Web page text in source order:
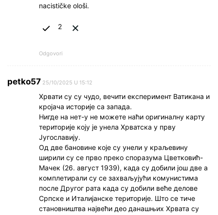
nacističke ološi.
2
Odgovori
petko57 25/10/2025 U 15:12
Хрвати су су чудо, вечити експеримент Ватикана и
кројача историје са запада.
Нигде на нет-у не можете наћи оригиналну карту
територије коју је унела Хрватска у прву
Југославију.
Од две бановине које су унели у краљевину
ширили су се прво преко споразума Цветковић-
Мачек (26. август 1939), када су добили још две а
комплетирали су се захваљујући комунистима
после Другог рата када су добили веће делове
Српске и Италијанске територије. Што се тиче
становништва највећи део данашњих Хрвата су